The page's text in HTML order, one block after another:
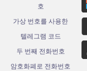
호
가상 번호를 사용한
텔레그램 코드
두 번째 전화번호
암호화폐로 전화번호